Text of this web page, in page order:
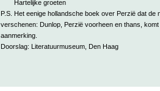
Hartelijke groeten
P.S. Het eenige hollandsche boek over Perzië dat de
verschenen: Dunlop, Perzië voorheen en thans, komt
aanmerking.
Doorslag: Literatuurmuseum, Den Haag